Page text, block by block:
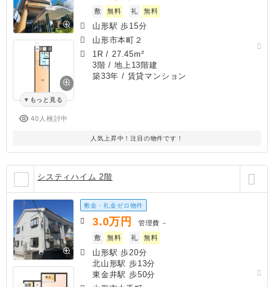
もっと見る
40人検討中
敷
無料 礼 無料
山形駅 歩15分
山形市本町２
1R / 27.45m²
3階 / 地上13階建
築33年 / 賃貸マンション
人気上昇中！注目の物件です！
システィハイム 2階
敷金・礼金ゼロ物件
3.0万円 管理費 －
敷
無料 礼 無料
山形駅 歩20分
北山形駅 歩13分
東金井駅 歩50分